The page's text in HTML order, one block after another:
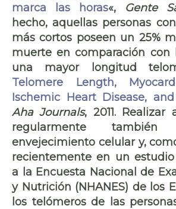
marca las horas«, Gente
hecho, aquellas personas
más cortos poseen un 25%
muerte en comparación con
una mayor longitud
Telomere Length,
Ischemic Heart Disease,
Aha Journals, 2011. Realizar
regularmente
envejecimiento celular y,
recientemente en un
a la Encuesta Nacional de
y Nutrición (NHANES) de los
los telómeros de las